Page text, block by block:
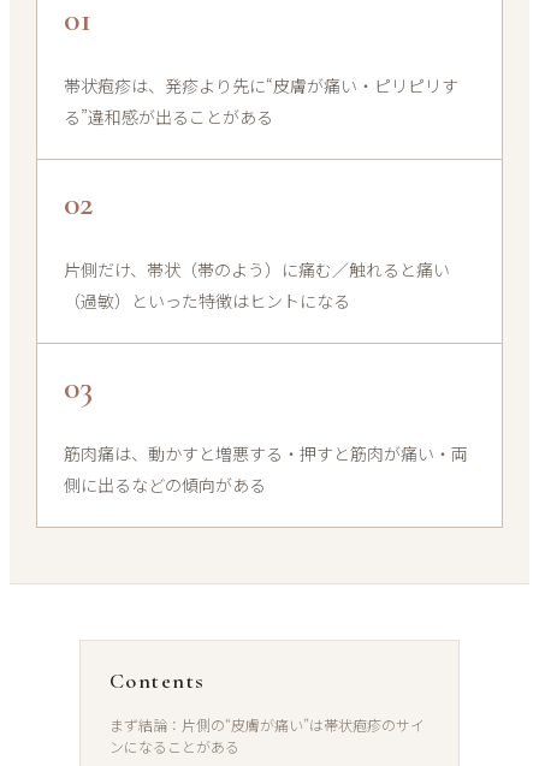
01
帯状疱疹は、発疹より先に“皮膚が痛い・ピリピリす
る”違和感が出ることがある
02
片側だけ、帯状（帯のよう）に痛む／触れると痛い
（過敏）といった特徴はヒントになる
03
筋肉痛は、動かすと増悪する・押すと筋肉が痛い・両
側に出るなどの傾向がある
Contents
まず結論：片側の“皮膚が痛い”は帯状疱疹のサイ
ンになることがある